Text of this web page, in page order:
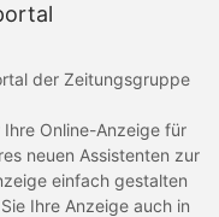
der Zeitungsgruppe
Online-Anzeige für
neuen Assistenten zur
einfach gestalten
Ihre Anzeige auch in